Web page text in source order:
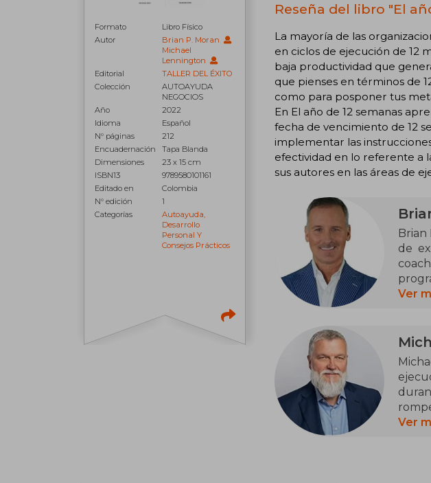
Formato
Libro Físico
Autor
Brian P. Moran
Michael
Lennington
Editorial
TALLER DEL ÉXITO
Colección
AUTOAYUDA
NEGOCIOS
Año
2022
Idioma
Español
N° páginas
212
Encuadernación
Tapa Blanda
Dimensiones
23 x 15 cm
ISBN13
9789580101161
Editado en
Colombia
N° edición
1
Categorías
Autoayuda,
Desarrollo
Personal Y
Consejos Prácticos
Reseña del libro "El
La mayoría de las
en ciclos de ejecución de 12
baja productividad que
que pienses en términos de
como para posponer tus
En El año de 12 semanas
fecha de vencimiento de 12
implementar las
efectividad en lo referente a
sus autores en las áreas de
Brian
de
de lo
Ver
Ver